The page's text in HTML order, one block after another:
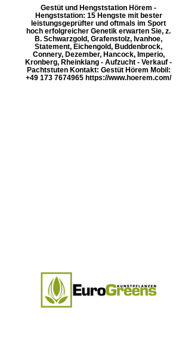
Gestüt und Hengststation Hörem -
Hengststation: 15 Hengste mit bester
leistungsgeprüfter und oftmals im Sport
hoch erfolgreicher Genetik erwarten Sie, z.
B. Schwarzgold, Grafenstolz, Ivanhoe,
Statement, Eichengold, Buddenbrock,
Connery, Dezember, Hancock, Imperio,
Kronberg, Rheinklang - Aufzucht - Verkauf -
Pachtstuten Kontakt: Gestüt Hörem Mobil:
+49 173 7674965 https://www.hoerem.com/